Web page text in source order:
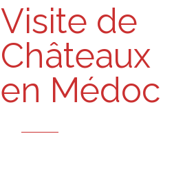
Visite de
Châteaux
en Médoc